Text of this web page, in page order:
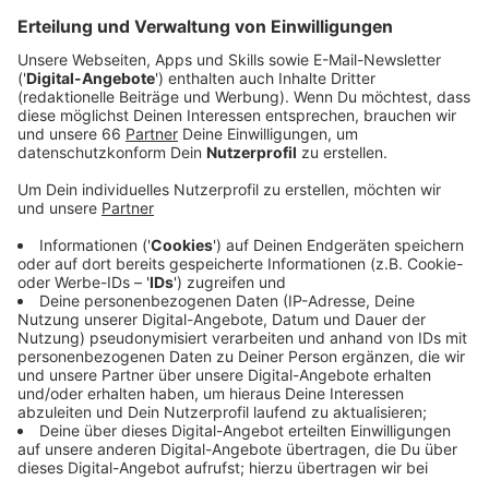
Anzeige
Bücherfans in Düsseldorf können sich an diesem
Wochenende wieder günstig mit neuem Lesestoff
versorgen. Morgen und am Sonntag findet an der
Rheinuferpromenade die nächsteBüchermeilestatt.
Besucherinnen und Besucher können dort jeweils von
11 bis 19 Uhr stöbern.
Anzeige
Rund 60 Stände mit Büchern
Anzeige
Bei der Büchermeile sind diesmal rund 60 Händlerinnen